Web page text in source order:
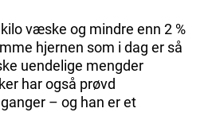
væske og mindre enn 2 %
hjernen som i dag er så
uendelige mengder
har også prøvd
– og han er et